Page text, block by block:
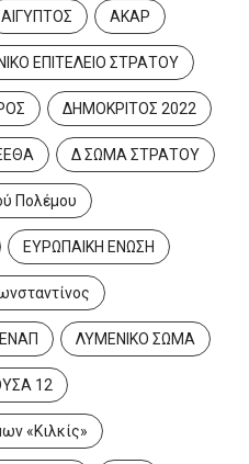
ΑΙΓΥΠΤΟΣ ΑΚΑΡ
ΕΠΙΤΕΛΕΙΟ ΣΤΡΑΤΟΥ
ΔΗΜΟΚΡΙΤΟΣ 2022
Δ ΣΩΜΑ ΣΤΡΑΤΟΥ
Πολέμου
ΕΥΡΩΠΑΙΚΗ ΕΝΩΣΗ
ΛΥΜΕΝΙΚΟ ΣΩΜΑ
12
«Κιλκίς»